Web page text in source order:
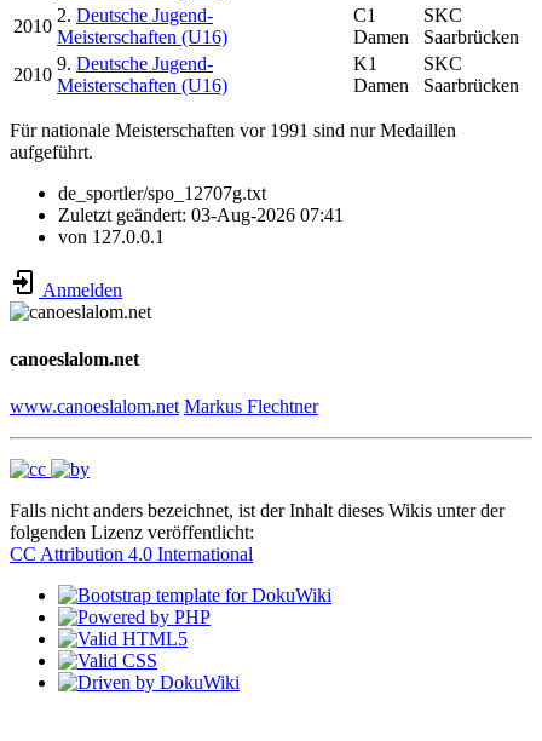
2010
2. Deutsche Jugend-
Meisterschaften (U16)
C1
Damen
SKC
Saarbrücken
2010
9. Deutsche Jugend-
Meisterschaften (U16)
K1
Damen
SKC
Saarbrücken
Für nationale Meisterschaften vor 1991 sind nur Medaillen
aufgeführt.
de_sportler/spo_12707g.txt
Zuletzt geändert: 03-Aug-2026 07:41
von 127.0.0.1
Anmelden
canoeslalom.net
www.canoeslalom.net Markus Flechtner
Falls nicht anders bezeichnet, ist der Inhalt dieses Wikis unter der
folgenden Lizenz veröffentlicht:
CC Attribution 4.0 International